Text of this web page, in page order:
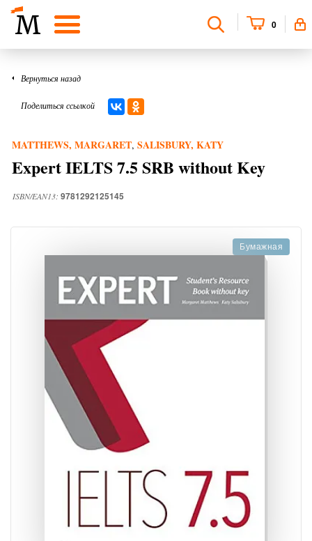
0
Вернуться назад
Поделиться ссылкой
MATTHEWS, MARGARET, SALISBURY, KATY
Expert IELTS 7.5 SRB without Key
ISBN/EAN13: 9781292125145
Бумажная